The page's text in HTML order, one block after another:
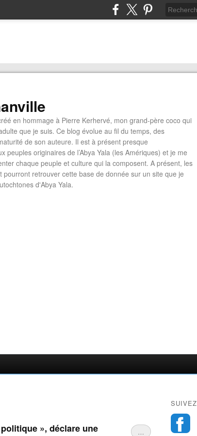
en hommage à Pierre Kerhervé, mon grand-père coco qui
que je suis. Ce blog évolue au fil du temps, des
de son auteure. Il est à présent presque
peuples originaires de l’Abya Yala (les Amériques) et je me
chaque peuple et culture qui la composent. A présent, les
pourront retrouver cette base de donnée sur un site que je
d'Abya Yala.
…
», déclare une